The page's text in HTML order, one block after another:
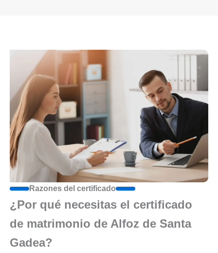
Razones del certificado
¿Por qué necesitas el certificado
de matrimonio de Alfoz de Santa
Gadea?